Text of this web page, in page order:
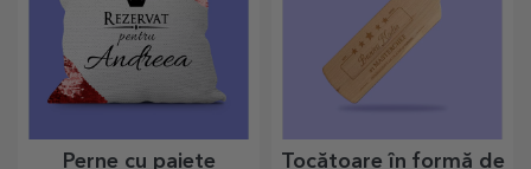
Perne cu paiete
Tocătoare în formă de